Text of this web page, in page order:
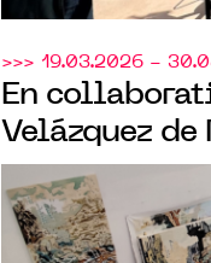
>>> 19.03.2026 -
En
Velázquez de
Gallery
retour", 1ère monographie en France
de Federico